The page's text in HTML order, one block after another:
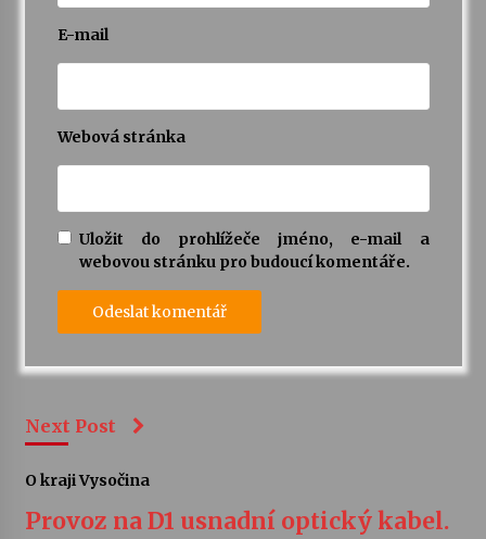
E-mail
Webová stránka
Uložit do prohlížeče jméno, e-mail a
webovou stránku pro budoucí komentáře.
Next Post
O kraji Vysočina
Provoz na D1 usnadní optický kabel.